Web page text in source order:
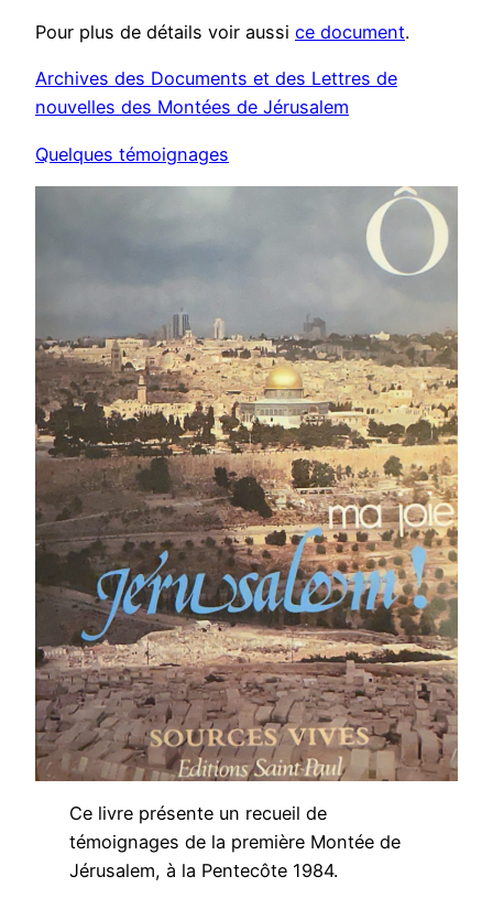
Pour plus de détails voir aussi ce document.
Archives des Documents et des Lettres de
nouvelles des Montées de Jérusalem
Quelques témoignages
Ce livre présente un recueil de
témoignages de la première Montée de
Jérusalem, à la Pentecôte 1984.